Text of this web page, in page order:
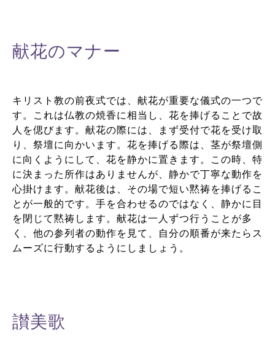
献花のマナー
キリスト教の前夜式では、献花が重要な儀式の一つで
す。これは仏教の焼香に相当し、花を捧げることで故
人を偲びます。献花の際には、まず受付で花を受け取
り、祭壇に向かいます。花を捧げる際は、茎が祭壇側
に向くようにして、花を静かに置きます。この時、特
に決まった所作はありませんが、静かで丁寧な動作を
心掛けます。献花後は、その場で短い黙祷を捧げるこ
とが一般的です。手を合わせるのではなく、静かに目
を閉じて黙祷します。献花は一人ずつ行うことが多
く、他の参列者の動作を見て、自分の順番が来たらス
ムーズに行動するようにしましょう。
讃美歌